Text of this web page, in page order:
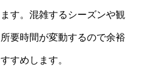
す。混雑するシーズンや観
要時間が変動するので余裕
すめします。